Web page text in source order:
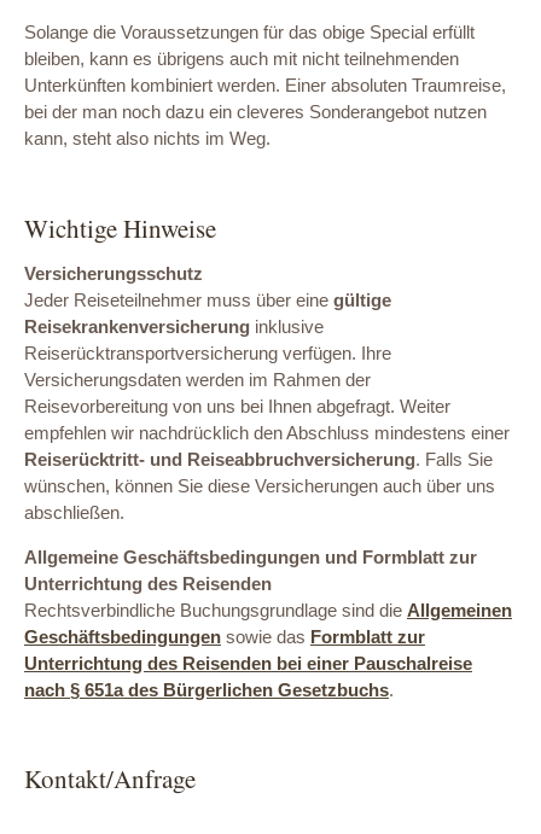
Solange die Voraussetzungen für das obige Special erfüllt
bleiben, kann es übrigens auch mit nicht teilnehmenden
Unterkünften kombiniert werden. Einer absoluten Traumreise,
bei der man noch dazu ein cleveres Sonderangebot nutzen
kann, steht also nichts im Weg.
Wichtige Hinweise
Versicherungsschutz
Jeder Reiseteilnehmer muss über eine gültige
Reisekrankenversicherung inklusive
Reiserücktransportversicherung verfügen. Ihre
Versicherungsdaten werden im Rahmen der
Reisevorbereitung von uns bei Ihnen abgefragt. Weiter
empfehlen wir nachdrücklich den Abschluss mindestens einer
Reiserücktritt- und Reiseabbruchversicherung. Falls Sie
wünschen, können Sie diese Versicherungen auch über uns
abschließen.
Allgemeine Geschäftsbedingungen und Formblatt zur
Unterrichtung des Reisenden
Rechtsverbindliche Buchungsgrundlage sind die Allgemeinen
Geschäftsbedingungen sowie das Formblatt zur
Unterrichtung des Reisenden bei einer Pauschalreise
nach § 651a des Bürgerlichen Gesetzbuchs.
Kontakt/Anfrage